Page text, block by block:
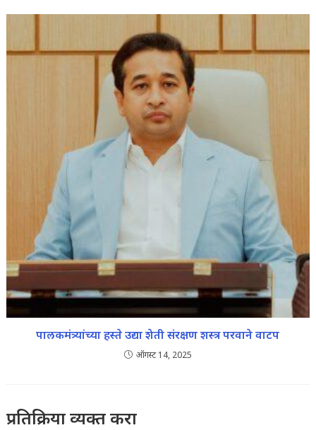
पालकमंत्र्यांच्या हस्ते उद्या शेती संरक्षण शस्त्र परवाने वाटप
ऑगस्ट 14, 2025
प्रतिक्रिया व्यक्त करा